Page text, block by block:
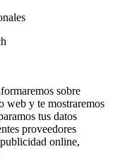
sobre
web y te mostraremos
tus datos
proveedores
online,